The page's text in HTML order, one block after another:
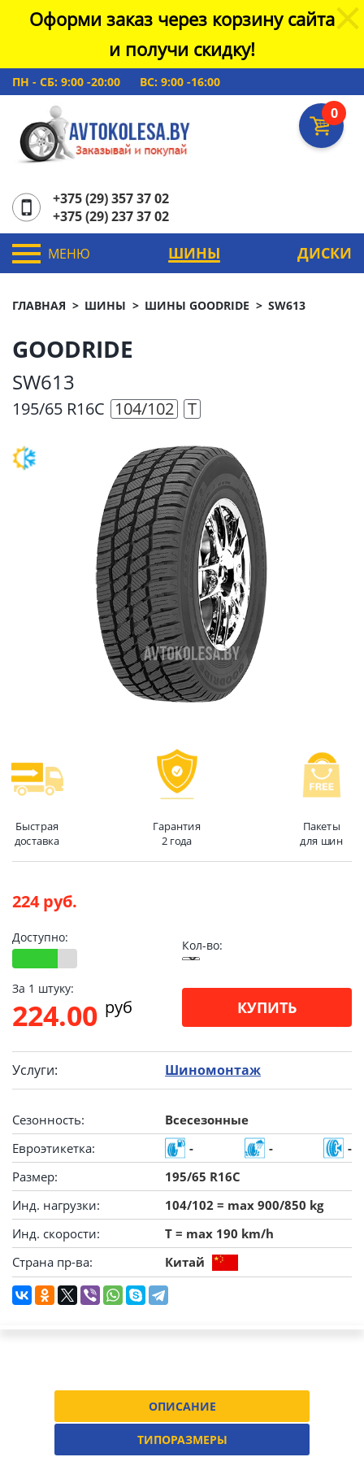
Оформи заказ через корзину сайта
и получи скидку!
ПН - СБ: 9:00 -20:00 ВС: 9:00 -16:00
0
+375 (29) 357 37 02
+375 (29) 237 37 02
МЕНЮ ШИНЫ ДИСКИ
ГЛАВНАЯ ШИНЫ ШИНЫ GOODRIDE SW613
GOODRIDE
SW613
195/65 R16C 104/102 T
Быстрая
доставка
Гарантия
2 года
Пакеты
для шин
224 руб.
Доступно:
Кол-во:
За 1 штуку:
224.00 pуб КУПИТЬ
Услуги: Шиномонтаж
Сезонность:
Всесезонные
Евроэтикетка:
- -
-
Размер:
195/65 R16C
Инд. нагрузки:
104/102 = max 900/850 kg
Инд. скорости:
T = max 190 km/h
Страна пр-ва:
Китай
ОПИСАНИЕ
ТИПОРАЗМЕРЫ